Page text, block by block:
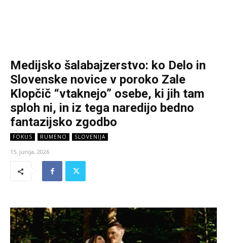
Medijsko šalabajzerstvo: ko Delo in
Slovenske novice v poroko Zale
Klopčič “vtaknejo” osebe, ki jih tam
sploh ni, in iz tega naredijo bedno
fantazijsko zgodbo
FOKUS RUMENO SLOVENIJA
15. junija, 2026